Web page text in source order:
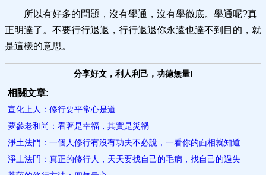
所以有好多的問題，沒有學通，沒有學徹底。學通呢?真
正明達了。不要行行退退，行行退退你永遠也達不到目的，就
是這樣的意思。
分享好文，利人利己，功德無量!
相關文章:
宣化上人：修行要平常心是道
夢參老和尚：看著是幸福，其實是災禍
淨土法門：一個人修行有沒有功夫不必說，一看你的面相就知道
淨土法門：真正的修行人，天天要找自己的毛病，找自己的過失